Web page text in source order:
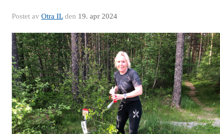
Postet av Otra ILden 19. apr 2024